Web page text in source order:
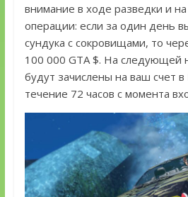
внимание в ходе разведки и
операции: если за один день
сундука с сокровищами, то
100 000 GTA $. На следующей
будут зачислены на ваш счет в
течение 72 часов с момента